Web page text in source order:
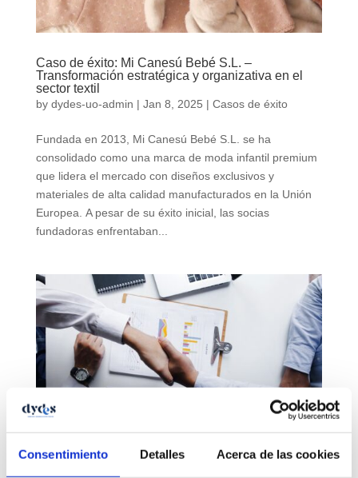
Consentimiento Detalles Acerca de las cookies
Caso de éxito: Mi Canesú Bebé S.L. –
Transformación estratégica y organizativa en el
sector textil
by dydes-uo-admin | Jan 8, 2025 | Casos de éxito
Fundada en 2013, Mi Canesú Bebé S.L. se ha
consolidado como una marca de moda infantil premium
que lidera el mercado con diseños exclusivos y
materiales de alta calidad manufacturados en la Unión
Europea. A pesar de su éxito inicial, las socias
fundadoras enfrentaban...
Valoración de empresas: un pilar fundamental